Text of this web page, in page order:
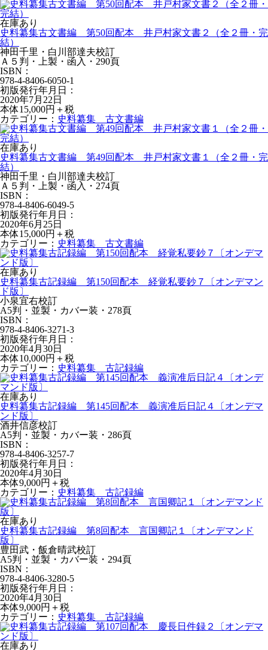
在庫あり
史料纂集古文書編 第50回配本 井戸村家文書２（全２冊・完
結）
神田千里・白川部達夫校訂
Ａ５判・上製・函入・290頁
ISBN：
978-4-8406-6050-1
初版発行年月日：
2020年7月22日
本体15,000円＋税
カテゴリー： 史料纂集 古文書編
在庫あり
史料纂集古文書編 第49回配本 井戸村家文書１（全２冊・完
結）
神田千里・白川部達夫校訂
Ａ５判・上製・函入・274頁
ISBN：
978-4-8406-6049-5
初版発行年月日：
2020年6月25日
本体15,000円＋税
カテゴリー： 史料纂集 古文書編
在庫あり
史料纂集古記録編 第150回配本 経覚私要鈔７〔オンデマン
ド版〕
小泉宜右校訂
A5判・並製・カバー装・278頁
ISBN：
978-4-8406-3271-3
初版発行年月日：
2020年4月30日
本体10,000円＋税
カテゴリー： 史料纂集 古記録編
在庫あり
史料纂集古記録編 第145回配本 義演准后日記４〔オンデマ
ンド版〕
酒井信彦校訂
A5判・並製・カバー装・286頁
ISBN：
978-4-8406-3257-7
初版発行年月日：
2020年4月30日
本体9,000円＋税
カテゴリー： 史料纂集 古記録編
在庫あり
史料纂集古記録編 第8回配本 言国卿記１〔オンデマンド
版〕
豊田武・飯倉晴武校訂
A5判・並製・カバー装・294頁
ISBN：
978-4-8406-3280-5
初版発行年月日：
2020年4月30日
本体9,000円＋税
カテゴリー： 史料纂集 古記録編
在庫あり